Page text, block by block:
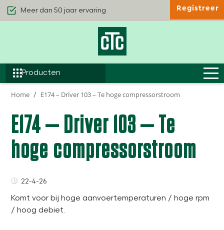
Meer dan 50 jaar ervaring
Efficiëntie
Producten
Registreer
Home E174 – Driver 103 – Te hoge compressorstroom
E174 – Driver 103 – Te
hoge compressorstroom
22-4-26
Komt voor bij hoge aanvoertemperaturen / hoge rpm
/ hoog debiet.